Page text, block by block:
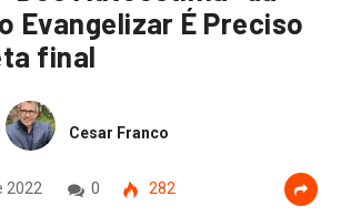
Evangelizar É Preciso
final
Cesar Franco
2022 0 282